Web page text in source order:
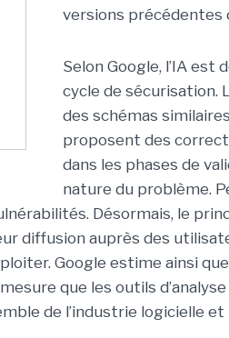
versions précédentes
Selon Google, l’IA est
cycle de sécurisation.
des schémas
proposent des
dans les phases de
nature du problème.
Désormais, le
diffusion auprès des
Google estime ainsi
que les outils
de l’industrie logicielle